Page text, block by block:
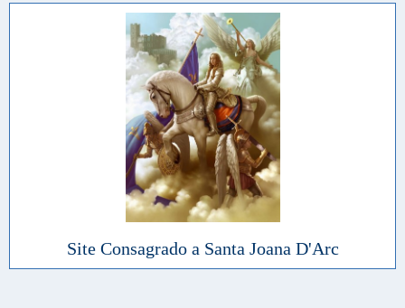
Site Consagrado a Santa Joana D'Arc